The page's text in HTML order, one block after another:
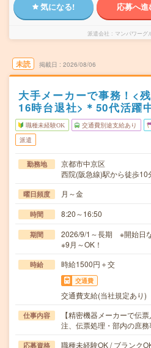
気になる! 応募へ進
派遣会社 マンパワーグ
未読 掲載日 2026/08/06
大手メーカーで事務！<
16時台退社>＊50代活躍
職種未経験OK 交通費別途支給あり
派遣
勤務地
京都市中京区
西院(阪急線)駅から徒歩
曜日頻度 月～金
時間 8:20～16:50
期間
2026/9/1～長期 ※開始日
※9月～OK！
時給 時給1500円＋交
交通費
交通費支給(当社規定あり)
仕事内容
【精密機器メーカーで伝
注、伝票処理・部内の庶
応募資格 職種未経験OK / ブランク